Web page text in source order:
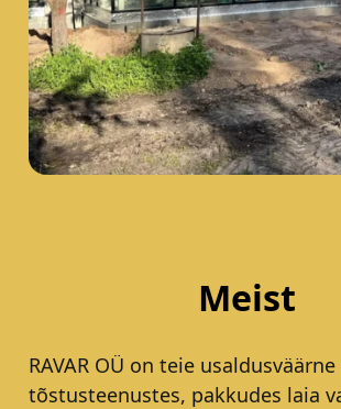
Meist
RAVAR OÜ on teie
tõstusteenustes, pakkudes laia